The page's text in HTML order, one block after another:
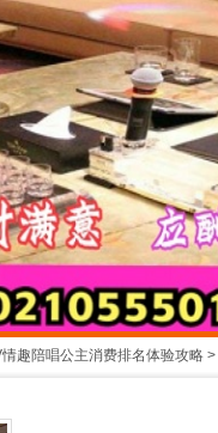
趣陪唱公主消费排名体验攻略 >